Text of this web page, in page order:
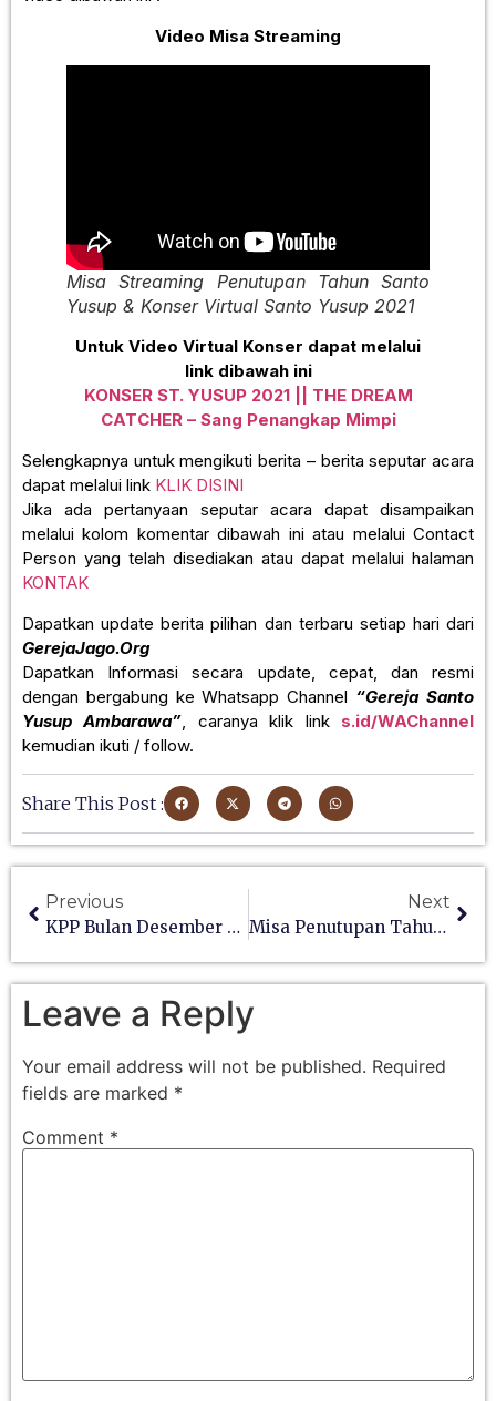
Video Misa Streaming
Misa Streaming Penutupan Tahun Santo
Yusup & Konser Virtual Santo Yusup 2021
Untuk Video Virtual Konser dapat melalui
link dibawah ini
KONSER ST. YUSUP 2021 || THE DREAM
CATCHER – Sang Penangkap Mimpi
Selengkapnya untuk mengikuti berita – berita seputar acara
dapat melalui link KLIK DISINI
Jika ada pertanyaan seputar acara dapat disampaikan
melalui kolom komentar dibawah ini atau melalui Contact
Person yang telah disediakan atau dapat melalui halaman
KONTAK
Dapatkan update berita pilihan dan terbaru setiap hari dari
GerejaJago.Org
Dapatkan Informasi secara update, cepat, dan resmi
dengan bergabung ke Whatsapp Channel “Gereja Santo
Yusup Ambarawa” , caranya klik link s.id/WAChannel
kemudian ikuti / follow.
Share This Post :
Previous
KPP Bulan Desember 2021
Next
Misa Penutupan Tahun Santo Yusup
Leave a Reply
Your email address will not be published. Required
fields are marked *
Comment *